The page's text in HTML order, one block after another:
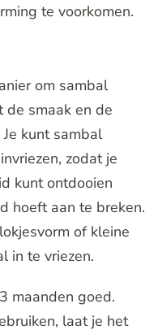
te voorkomen.
om sambal
de smaak en de
kunt sambal
zodat je
kunt ontdooien
hoeft aan te breken.
of kleine
in te vriezen.
maanden goed.
laat je het